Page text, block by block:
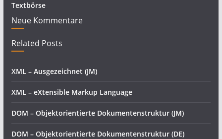
Textbörse
Neue Kommentare
Related Posts
XML – Ausgezeichnet (JM)
XML – eXtensible Markup Language
DOM – Objektorientierte Dokumentenstruktur (JM)
DOM – Objektorientierte Dokumentenstruktur (DE)